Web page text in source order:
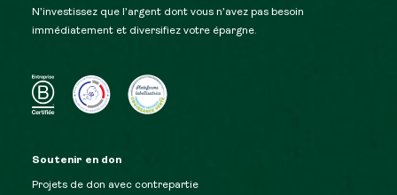
N’investissez que l’argent dont vous n’avez pas besoin
immédiatement et diversifiez votre épargne.
Soutenir en don
Projets de don avec contrepartie